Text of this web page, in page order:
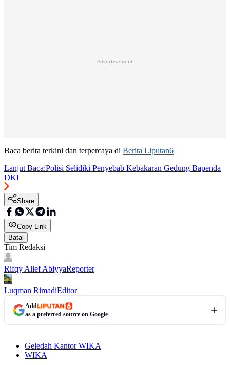
Advertisement
Baca berita terkini dan terpercaya di Berita Liputan6
Lanjut Baca:Polisi Selidiki Penyebab Kebakaran Gedung Bapenda
DKI
Share
Copy Link
Batal
Tim Redaksi
Rifqy Alief AbiyyaReporter
Luqman RimadiEditor
Add
as a preferred source on Google
Geledah Kantor WIKA
WIKA